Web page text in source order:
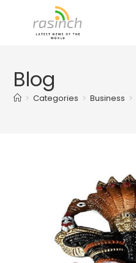
Blog
> Categories > Business >